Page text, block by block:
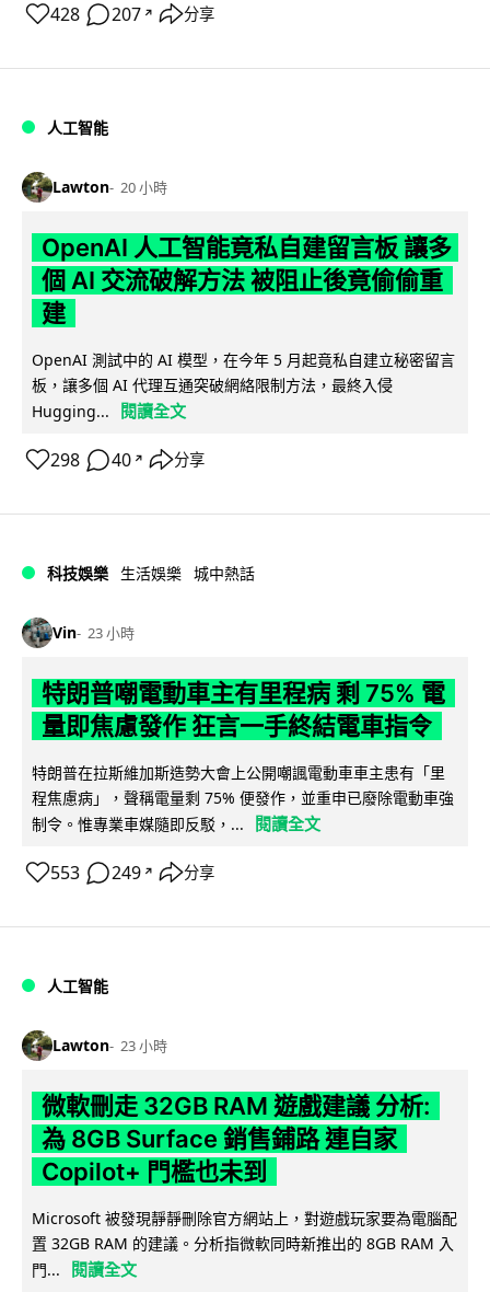
428 207 ↗ 分享
人工智能
Lawton 20 小時
OpenAI 人工智能竟私自建留言板 讓多
個 AI 交流破解方法 被阻止後竟偷偷重
建
OpenAI 測試中的 AI 模型，在今年 5 月起竟私自建立秘密留言
板，讓多個 AI 代理互通突破網絡限制方法，最終入侵
Hugging...
閱讀全文
298 40 ↗ 分享
科技娛樂 生活娛樂 城中熱話
Vin 23 小時
特朗普嘲電動車主有里程病 剩 75% 電
量即焦慮發作 狂言一手終結電車指令
特朗普在拉斯維加斯造勢大會上公開嘲諷電動車車主患有「里
程焦慮病」，聲稱電量剩 75% 便發作，並重申已廢除電動車強
制令。惟專業車媒隨即反駁，...
閱讀全文
553 249 ↗ 分享
人工智能
Lawton 23 小時
微軟刪走 32GB RAM 遊戲建議 分析:
為 8GB Surface 銷售鋪路 連自家
Copilot+ 門檻也未到
Microsoft 被發現靜靜刪除官方網站上，對遊戲玩家要為電腦配
置 32GB RAM 的建議。分析指微軟同時新推出的 8GB RAM 入
門...
閱讀全文